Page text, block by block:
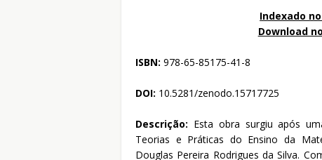
Indexado no
Download no
ISBN: 978-65-85175-41-8
DOI: 10.5281/zenodo.15717725
Descrição: Esta obra surgiu após
Teorias e Práticas do Ensino da
Douglas Pereira Rodrigues da Silva.